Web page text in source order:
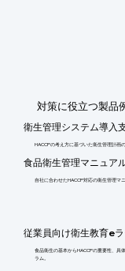
対策に役立つ製品
衛生管理システム導入
HACCPの考え方に基づいた衛生管理計画
食品衛生管理マニュア
自社に合わせたHACCP対応の衛生管理マ
従業員向け衛生教育e
食品衛生の基本からHACCPの重要性、具
ラム。